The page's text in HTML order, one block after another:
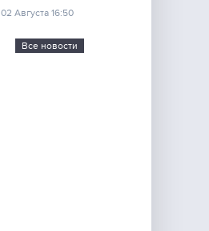
02 Августа 16:50
Все новости